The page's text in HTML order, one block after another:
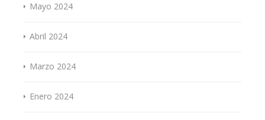
Mayo 2024
Abril 2024
Marzo 2024
Enero 2024